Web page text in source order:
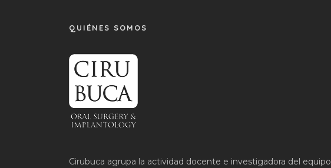
QUIÉNES SOMOS
Cirubuca agrupa la actividad docente e investigadora del equipo